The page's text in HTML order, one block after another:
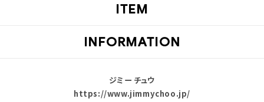
ITEM
INFORMATION
ジミー チュウ
https://www.jimmychoo.jp/